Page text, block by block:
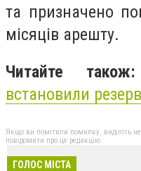
та призначено
місяців арешту.
Читайте
встановили
Якщо ви помітили помилку, виділіть
повідомити про це редакцію
ГОЛОС МІСТА